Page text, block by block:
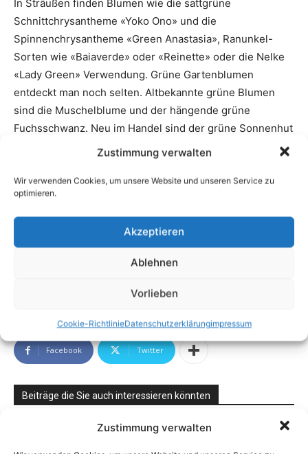
Zustimmung verwalten
Wir verwenden Cookies, um unsere Website und unseren Service zu
optimieren.
Akzeptieren
Ablehnen
Vorlieben
Cookie-RichtlinieDatenschutzerklärungimpressum